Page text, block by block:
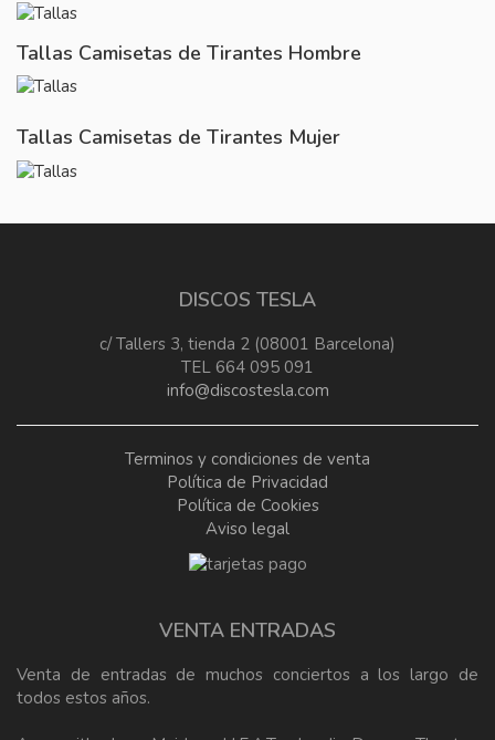
Tallas Camisetas de Tirantes Hombre
Tallas Camisetas de Tirantes Mujer
DISCOS TESLA
c/ Tallers 3, tienda 2 (08001 Barcelona)
TEL 664 095 091
info@discostesla.com
Terminos y condiciones de venta
Política de Privacidad
Política de Cookies
Aviso legal
VENTA ENTRADAS
Venta de entradas de muchos conciertos a los largo de
todos estos años.